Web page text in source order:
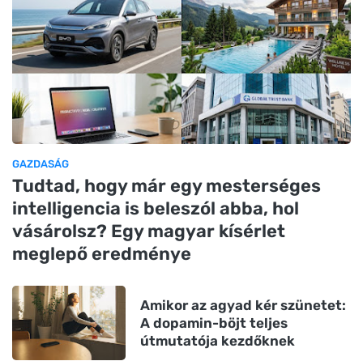
GAZDASÁG
Tudtad, hogy már egy mesterséges
intelligencia is beleszól abba, hol
vásárolsz? Egy magyar kísérlet
meglepő eredménye
Amikor az agyad kér szünetet:
A dopamin-böjt teljes
útmutatója kezdőknek